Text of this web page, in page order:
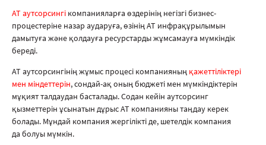
АТ аутсорсингі компанияларға өздерінің негізгі бизнес-
процестеріне назар аударуға, өзінің АТ инфрақұрылымын
дамытуға және қолдауға ресурстарды жұмсамауға мүмкіндік
береді.
АТ аутсорсингінің жұмыс процесі компанияның қажеттіліктері
мен міндеттерін, сондай-ақ оның бюджеті мен мүмкіндіктерін
мұқият талдаудан басталады. Содан кейін аутсорсинг
қызметтерін ұсынатын дұрыс АТ компанияны таңдау керек
болады. Мұндай компания жергілікті де, шетелдік компания
да болуы мүмкін.